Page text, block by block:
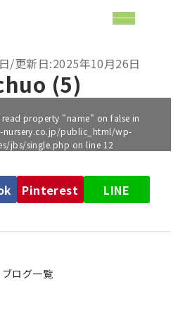
/更新日:2025年10月26日
(5)
property "name" on false in
public_html/wp-
jbs/single.php on line 12
Pinterest LINE
ブログ一覧